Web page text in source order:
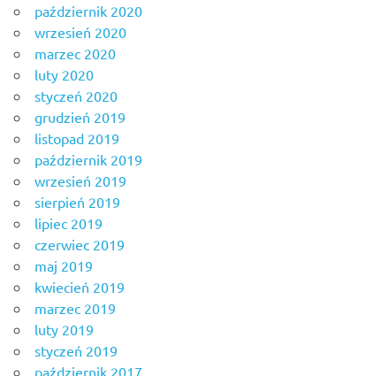
październik 2020
wrzesień 2020
marzec 2020
luty 2020
styczeń 2020
grudzień 2019
listopad 2019
październik 2019
wrzesień 2019
sierpień 2019
lipiec 2019
czerwiec 2019
maj 2019
kwiecień 2019
marzec 2019
luty 2019
styczeń 2019
październik 2017